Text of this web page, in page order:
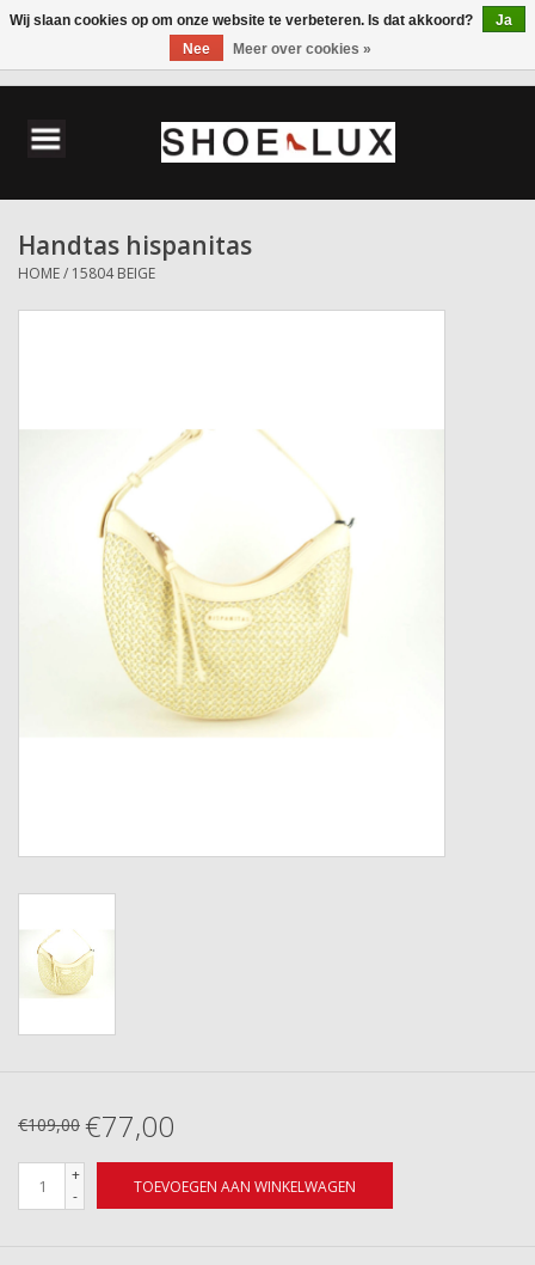
Herenschoenen
Accessoires
Handtas hispanitas
HOME/ 15804 BEIGE
€109,00 €77,00
+
-
TOEVOEGEN AAN WINKELWAGEN
Wij slaan cookies op om onze website te verbeteren. Is dat akkoord?
Ja
Nee
Meer over cookies »